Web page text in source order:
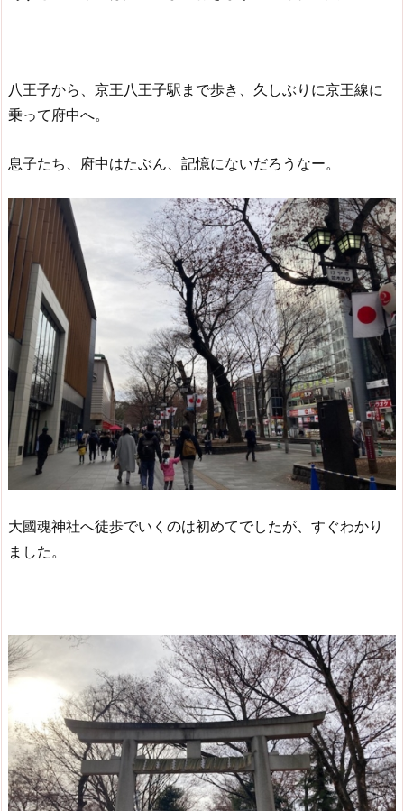
八王子から、京王八王子駅まで歩き、久しぶりに京王線に
乗って府中へ。
息子たち、府中はたぶん、記憶にないだろうなー。
大國魂神社へ徒歩でいくのは初めてでしたが、すぐわかり
ました。